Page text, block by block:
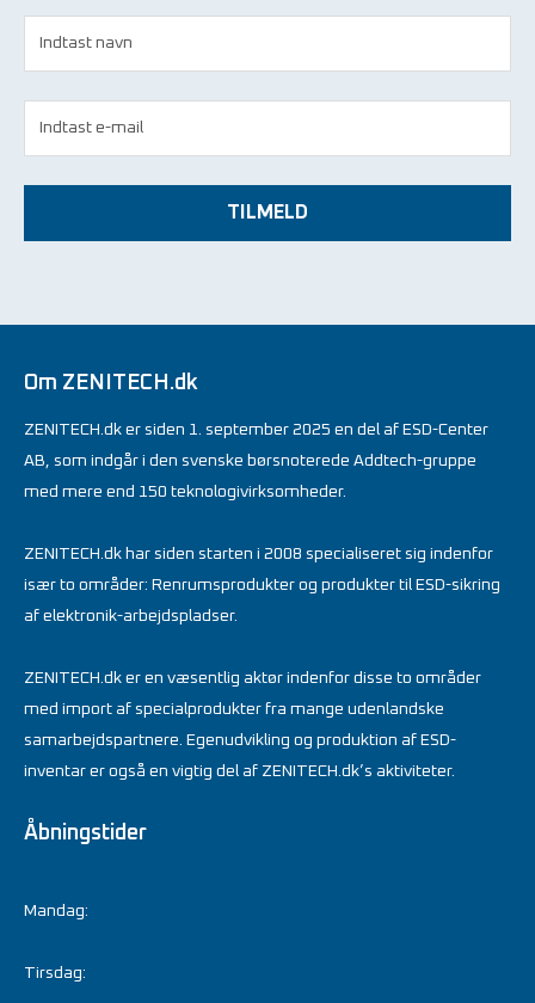
TILMELD
Om ZENITECH.dk
ZENITECH.dk er siden 1. september 2025 en del af ESD-Center
AB, som indgår i den svenske børsnoterede Addtech-gruppe
med mere end 150 teknologivirksomheder.
ZENITECH.dk har siden starten i 2008 specialiseret sig indenfor
især to områder: Renrumsprodukter og produkter til ESD-sikring
af elektronik-arbejdspladser.
ZENITECH.dk er en væsentlig aktør indenfor disse to områder
med import af specialprodukter fra mange udenlandske
samarbejdspartnere. Egenudvikling og produktion af ESD-
inventar er også en vigtig del af ZENITECH.dk’s aktiviteter.
Åbningstider
Mandag:
Tirsdag: